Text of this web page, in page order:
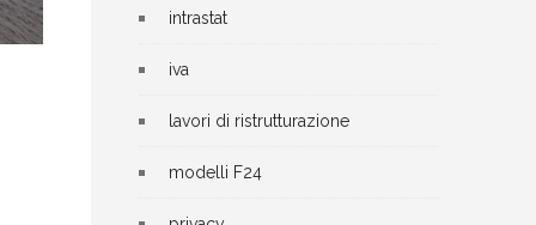
intrastat
iva
lavori di ristrutturazione
modelli F24